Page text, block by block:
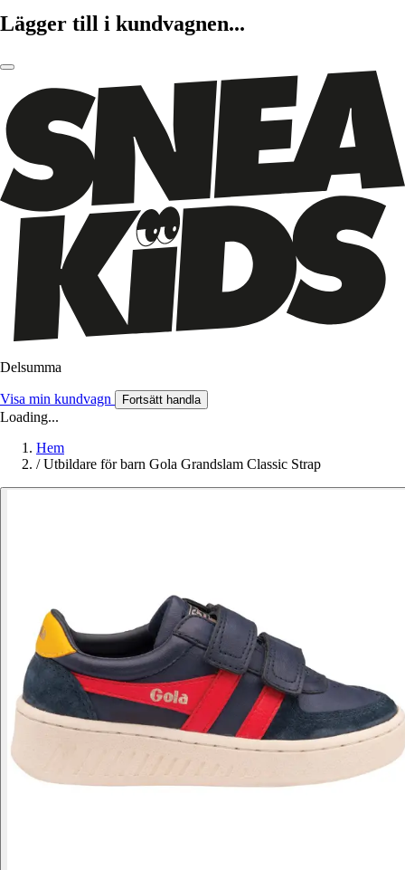
Lägger till i kundvagnen...
Delsumma
Visa min kundvagn Fortsätt handla
Loading...
Hem
/ Utbildare för barn Gola Grandslam Classic Strap